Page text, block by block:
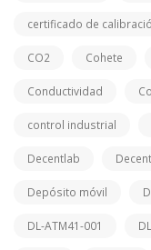
certificado de
CO2 Cohete
Conductividad
control industrial
Decentlab
Depósito móvil
DL-ATM41-001